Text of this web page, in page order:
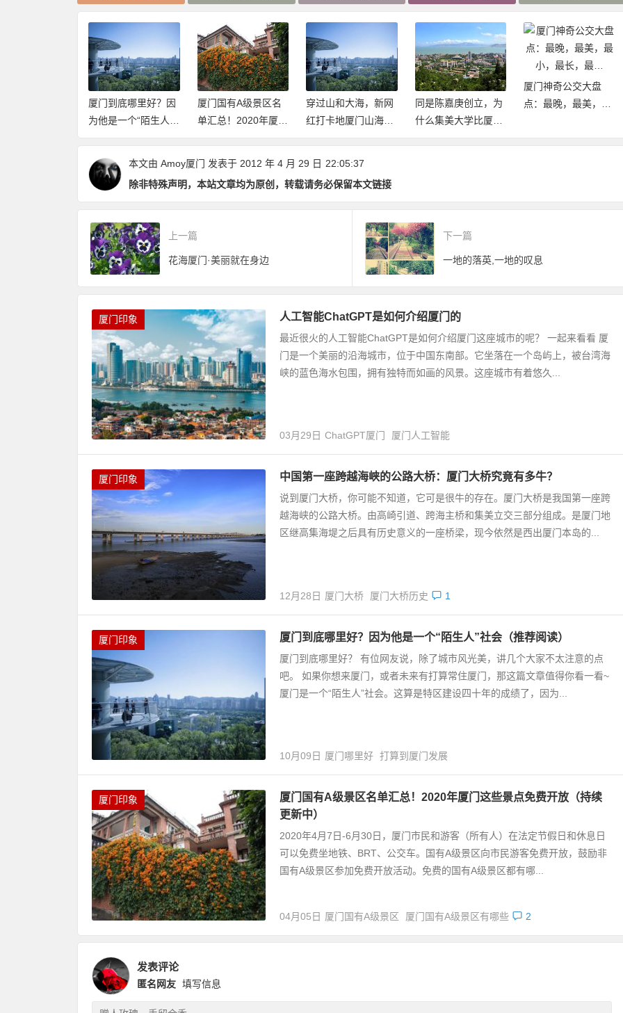
厦门国有A级景区名
单汇总！2020年厦门
这些景点免费开放
穿过山和大海，新网
红打卡地厦门山海健
康步道2020年元旦开
同是陈嘉庚创立，为
什么集美大学比厦大
建立的早却不是985/
厦门神奇公交大盘
点：最晚，最美，最
小，最长，最…
“闽南”一词的来源，
本文由 Amoy厦门 发表于 2012 年 4 月 29 日 22:05:37
除非特殊声明，本站文章均为原创，转载请务必保留本文链接
上一篇
花海厦门·美丽就在身边
下一篇
一地的落英,一地的叹息
厦门印象 人工智能ChatGPT是如何介绍厦门的
最近很火的人工智能ChatGPT是如何介绍厦门这座城市的呢？ 一起来看看 厦
门是一个美丽的沿海城市，位于中国东南部。它坐落在一个岛屿上，被台湾海
峡的蓝色海水包围，拥有独特而如画的风景。这座城市有着悠久...
03月29日 ChatGPT厦门 厦门人工智能
厦门印象 中国第一座跨越海峡的公路大桥：厦门大桥究竟有多牛？
说到厦门大桥，你可能不知道，它可是很牛的存在。厦门大桥是我国第一座跨
越海峡的公路大桥。由高崎引道、跨海主桥和集美立交三部分组成。是厦门地
区继高集海堤之后具有历史意义的一座桥梁，现今依然是西出厦门本岛的...
12月28日 厦门大桥 厦门大桥历史 1
厦门印象 厦门到底哪里好？因为他是一个“陌生人”社会（推荐阅读）
厦门到底哪里好？ 有位网友说，除了城市风光美，讲几个大家不太注意的点
吧。 如果你想来厦门，或者未来有打算常住厦门，那这篇文章值得你看一看~
厦门是一个“陌生人”社会。这算是特区建设四十年的成绩了，因为...
10月09日 厦门哪里好 打算到厦门发展
厦门印象
厦门国有A级景区名单汇总！2020年厦门这些景点免费开放（持续
更新中）
2020年4月7日-6月30日，厦门市民和游客（所有人）在法定节假日和休息日
可以免费坐地铁、BRT、公交车。国有A级景区向市民游客免费开放，鼓励非
国有A级景区参加免费开放活动。免费的国有A级景区都有哪...
04月05日 厦门国有A级景区 厦门国有A级景区有哪些 2
发表评论
匿名网友 填写信息